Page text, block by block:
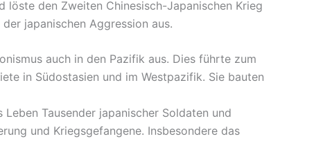
löste den Zweiten Chinesisch-Japanischen Krieg
japanischen Aggression aus.
auch in den Pazifik aus. Dies führte zum
in Südostasien und im Westpazifik. Sie bauten
Tausender japanischer Soldaten und
und Kriegsgefangene. Insbesondere das